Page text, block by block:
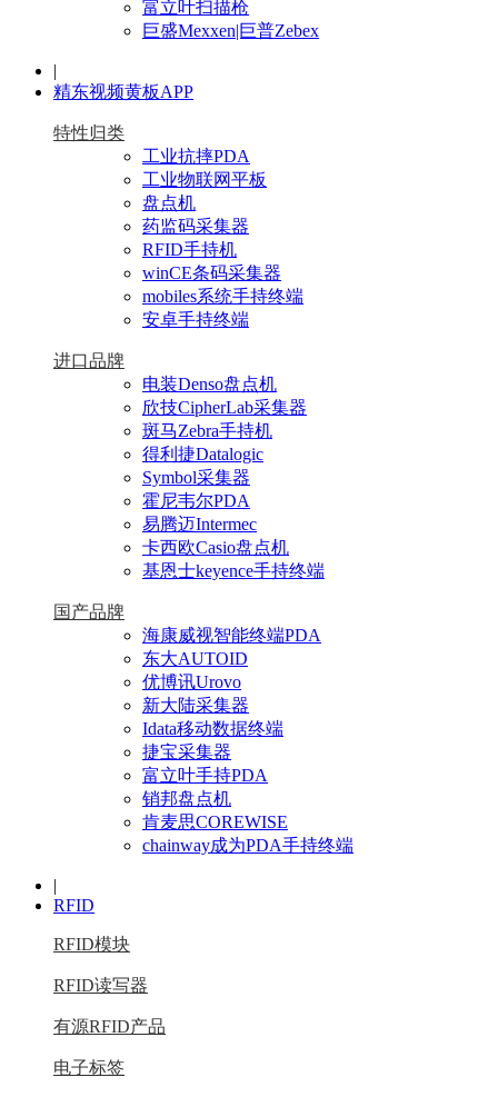
富立叶扫描枪
巨盛Mexxen|巨普Zebex
|
精东视频黄板APP
特性归类
工业抗摔PDA
工业物联网平板
盘点机
药监码采集器
RFID手持机
winCE条码采集器
mobiles系统手持终端
安卓手持终端
进口品牌
电装Denso盘点机
欣技CipherLab采集器
斑马Zebra手持机
得利捷Datalogic
Symbol采集器
霍尼韦尔PDA
易腾迈Intermec
卡西欧Casio盘点机
基恩士keyence手持终端
国产品牌
海康威视智能终端PDA
东大AUTOID
优博讯Urovo
新大陆采集器
Idata移动数据终端
捷宝采集器
富立叶手持PDA
销邦盘点机
肯麦思COREWISE
chainway成为PDA手持终端
|
RFID
RFID模块
RFID读写器
有源RFID产品
电子标签